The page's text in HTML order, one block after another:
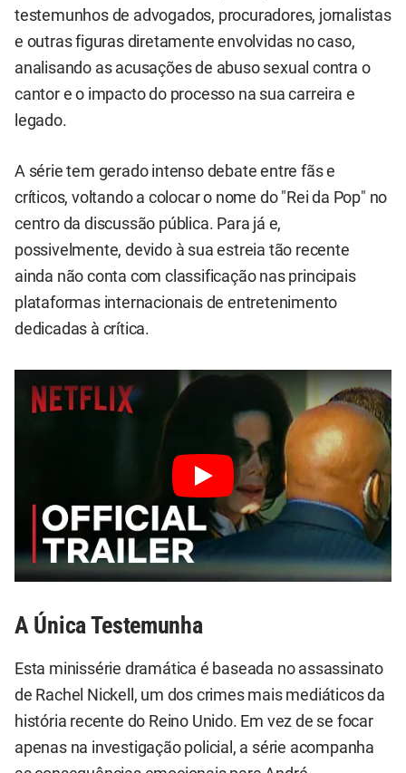
testemunhos de advogados, procuradores, jornalistas
e outras figuras diretamente envolvidas no caso,
analisando as acusações de abuso sexual contra o
cantor e o impacto do processo na sua carreira e
legado.
A série tem gerado intenso debate entre fãs e
críticos, voltando a colocar o nome do "Rei da Pop" no
centro da discussão pública. Para já e,
possivelmente, devido à sua estreia tão recente
ainda não conta com classificação nas principais
plataformas internacionais de entretenimento
dedicadas à crítica.
A Única Testemunha
Esta minissérie dramática é baseada no assassinato
de Rachel Nickell, um dos crimes mais mediáticos da
história recente do Reino Unido. Em vez de se focar
apenas na investigação policial, a série acompanha